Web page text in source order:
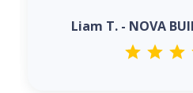
Liam T. - NOVA